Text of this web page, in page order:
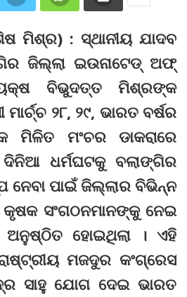
ମିଶ୍ର) : ସ୍ଥାନୀୟ ଯାଦବ
ଜିଲ୍ଲା ଇଉନାଟେଡ୍‌ ଅଫ୍‌
ବିଭୁଦତ୍ତ ମିଶ୍ରଙ୍କ
୨୮, ୨୯, ଭାରତ ବର୍ଷର
ମିଳିତ ମଂଚର ଡାକରାରେ
ଧର୍ମଘଟକୁ ବଲାଙ୍ଗିର
ପାଇଁ ଜିଲ୍ଲାର ବିଭିନ୍ନ
ସଂଗଠନମାନଙ୍କୁ ନେଇ
ହୋଇଥିଲା । ଏହି
ମଜଦୁର କଂଗ୍ରେସ
ସାହୁ ଯୋଗ ଦେଇ ଭାରତ